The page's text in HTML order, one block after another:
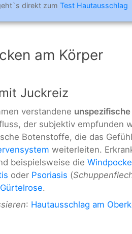
direkt zum Test Hautausschlag
am Körper
Juckreiz
verstandene
der subjektiv empfunden
Botenstoffe, die das
weiterleiten.
beispielsweise die
oder Psoriasis (
Gürtelrose.
: Hautausschlag am